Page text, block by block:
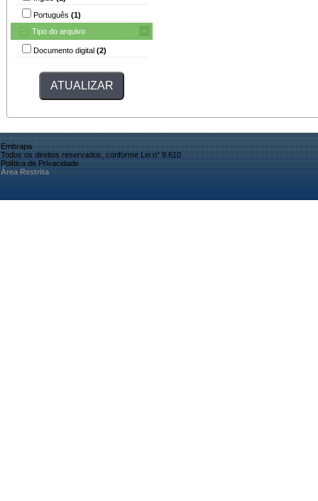
Português (1)
Tipo do arquivo
Documento digital (2)
Embrapa
Todos os direitos reservados, conforme Lei n° 9.610
Política de Privacidade
Área Restrita